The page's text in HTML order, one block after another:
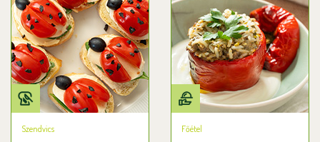
Szendvics Főétel